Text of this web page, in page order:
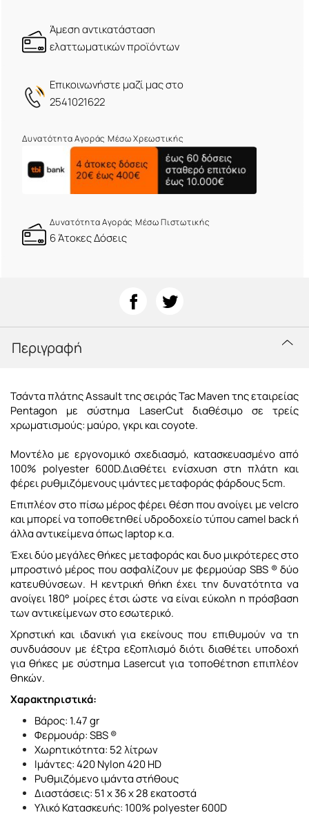
Άμεση αντικατάσταση
ελαττωματικών προϊόντων
Eπικοινωνήστε μαζί μας στο
2541021622
Δυνατότητα Αγοράς Μέσω Χρεωστικής
Δυνατότητα Αγοράς Μέσω Πιστωτικής
6 Άτοκες Δόσεις
Περιγραφή
Τσάντα πλάτης Assault της σειράς Tac Maven της εταιρείας
Pentagon με σύστημα LaserCut διαθέσιμο σε τρείς
χρωματισμούς: μαύρο, γκρι και coyote.
Μοντέλο με εργονομικό σχεδιασμό, κατασκευασμένο από
100% polyester 600D.Διαθέτει ενίσχυση στη πλάτη και
φέρει ρυθμιζόμενους ιμάντες μεταφοράς φάρδους 5cm.
Επιπλέον στο πίσω μέρος φέρει θέση που ανοίγει με velcro
και μπορεί να τοποθετηθεί υδροδοχείο τύπου camel back ή
άλλα αντικείμενα όπως laptop κ.α.
Έχει δύο μεγάλες θήκες μεταφοράς και δυο μικρότερες στο
μπροστινό μέρος που ασφαλίζουν με φερμούαρ SBS ® δύο
κατευθύνσεων. Η κεντρική θήκη έχει την δυνατότητα να
ανοίγει 180° μοίρες έτσι ώστε να είναι εύκολη η πρόσβαση
των αντικείμενων στο εσωτερικό.
Χρηστική και ιδανική για εκείνους που επιθυμούν να τη
συνδυάσουν με έξτρα εξοπλισμό διότι διαθέτει υποδοχή
για θήκες με σύστημα Lasercut για τοποθέτηση επιπλέον
θηκών.
Χαρακτηριστικά:
Βάρος: 1.47 gr
Φερμουάρ: SBS ®
Χωρητικότητα: 52 λίτρων
Ιμάντες: 420 Nylon 420 HD
Ρυθμιζόμενο ιμάντα στήθους
Διαστάσεις: 51 x 36 x 28 εκατοστά
Υλικό Κατασκευής: 100% polyester 600D